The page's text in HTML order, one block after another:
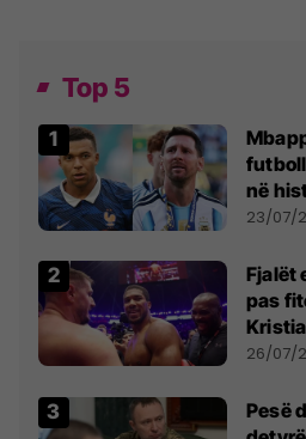
Top 5
në
23/07/
Fjalët
pas
26/07/
Pesë